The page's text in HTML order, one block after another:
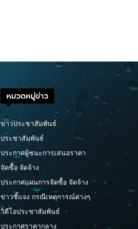
หมวดหมู่ข่าว
ข่าวประชาสัมพันธ์
ประชาสัมพันธ์
ประกาศผู้ชนะการเสนอราคา
จัดซื้อ จัดจ้าง
ประกาศแผนการจัดซื้อ จัดจ้าง
ข่าวชี้แจง กรณีเหตุการณ์ต่างๆ
วิดีโอประชาสัมพันธ์
ประกาศราคากลาง